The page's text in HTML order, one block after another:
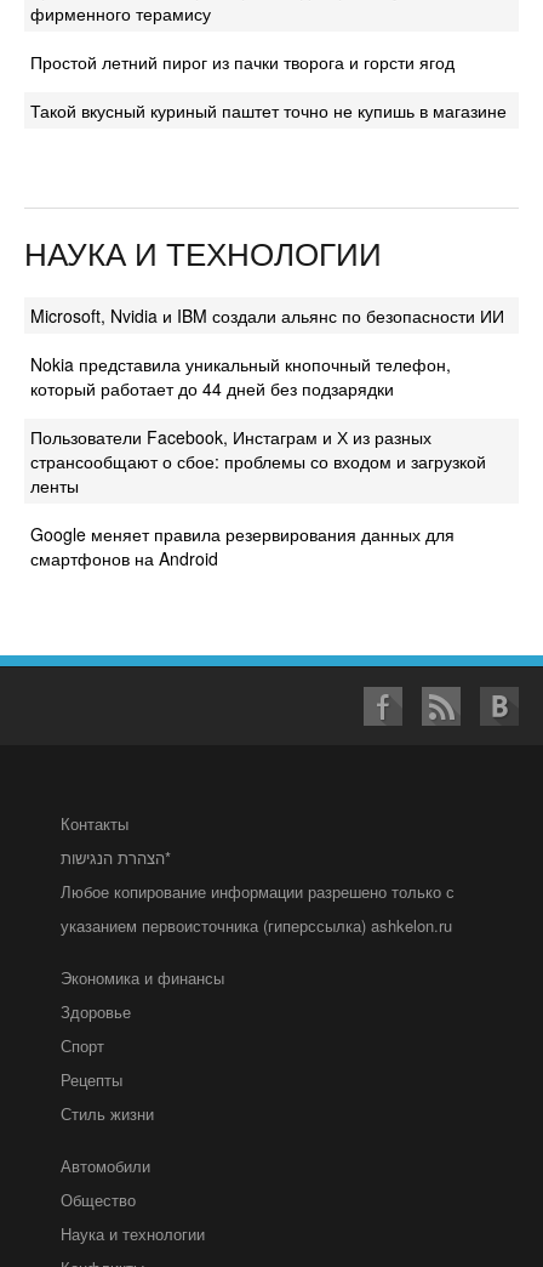
фирменного терамису
Простой летний пирог из пачки творога и горсти ягод
Такой вкусный куриный паштет точно не купишь в магазине
НАУКА И ТЕХНОЛОГИИ
Microsoft, Nvidia и IBM создали альянс по безопасности ИИ
Nokia представила уникальный кнопочный телефон,
который работает до 44 дней без подзарядки
Пользователи Facebook, Инстаграм и Х из разных
странсообщают о сбое: проблемы со входом и загрузкой
ленты
Google меняет правила резервирования данных для
смартфонов на Android
Контакты
הצהרת הנגישות*
Любое копирование информации разрешено только с
указанием первоисточника (гиперссылка) ashkelon.ru
Экономика и финансы
Здоровье
Спорт
Рецепты
Стиль жизни
Автомобили
Общество
Наука и технологии